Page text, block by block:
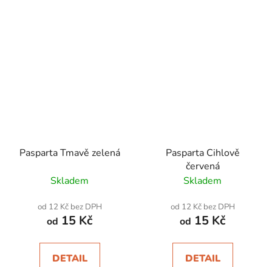
Pasparta Tmavě zelená
Skladem
od 12 Kč bez DPH
od 15 Kč
DETAIL
Pasparta Cihlově
červená
Skladem
od 12 Kč bez DPH
od 15 Kč
DETAIL